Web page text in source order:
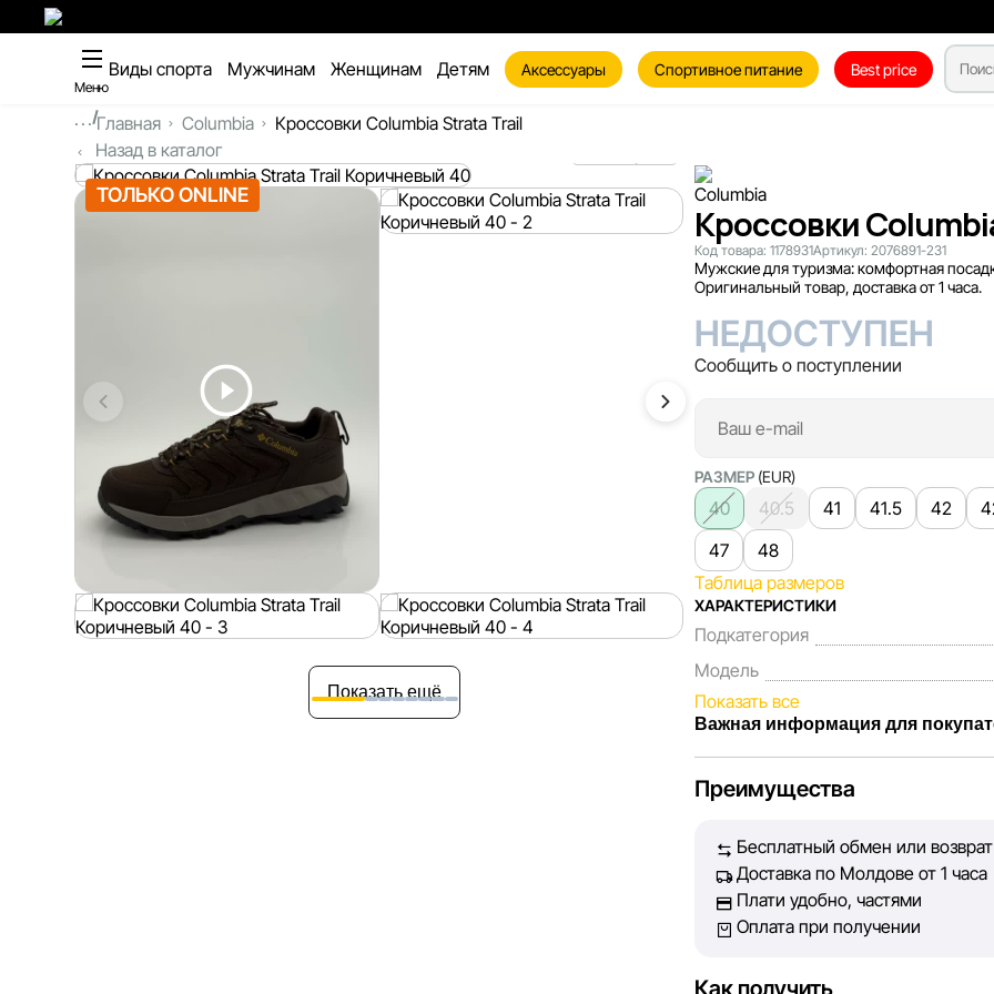
Меню
Виды спорта Мужчинам Женщинам Детям Аксессуары Спортивное питание Best price
...Главная Columbia
Кроссовки Columbia Strata Trail
Назад в каталог
ТОЛЬКО ONLINE
Показать ещё
Кроссовки
Код товара: 1178931Артикул: 2076891-231
Мужские для туризма: комфортная
Оригинальный товар, доставка от 1 часа.
НЕДОСТУПЕН
Сообщить о поступлении
РАЗМЕР (EUR)
40 40.5 41 41.5 42
47
48
Таблица размеров
ХАРАКТЕРИСТИКИ
Подкатегория
Модель
Показать все
Важная информация для
Каждый день мы работаем над тем,
Наша цель — обеспечить вас
принять лучшее решение о покупке.
Однако, несмотря на постоянный
технических ошибок или сбоев. Мы
Преимущества
Бесплатный обмен или
Доставка по Молдове от 1 часа
Плати удобно, частями
Оплата при получении